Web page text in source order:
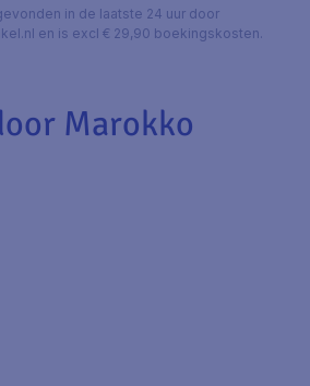
in de laatste 24 uur door
en is excl € 29,90 boekingskosten.
Marokko